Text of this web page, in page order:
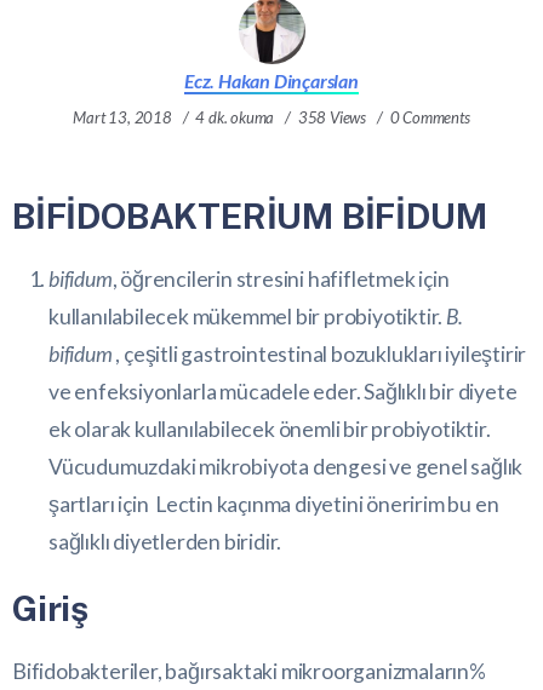
Ecz. Hakan Dinçarslan
Mart 13, 2018 4 dk. okuma 358 Views 0 Comments
BİFİDOBAKTERİUM BİFİDUM
bifidum, öğrencilerin stresini hafifletmek için
kullanılabilecek mükemmel bir probiyotiktir. B.
bifidum, çeşitli gastrointestinal bozuklukları iyileştirir
ve enfeksiyonlarla mücadele eder. Sağlıklı bir diyete
ek olarak kullanılabilecek önemli bir probiyotiktir.
Vücudumuzdaki mikrobiyota dengesi ve genel sağlık
şartları için Lectin kaçınma diyetini öneririm bu en
sağlıklı diyetlerden biridir.
Giriş
Bifidobakteriler, bağırsaktaki mikroorganizmaların%